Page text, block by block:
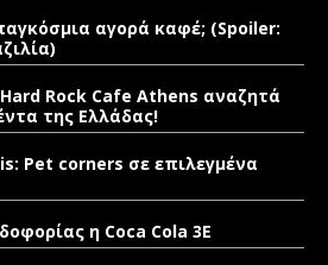
αγορά καφέ; (Spoiler:
Rock Cafe Athens αναζητά
της Ελλάδας!
Pet corners σε επιλεγμένα
η Coca Cola 3E